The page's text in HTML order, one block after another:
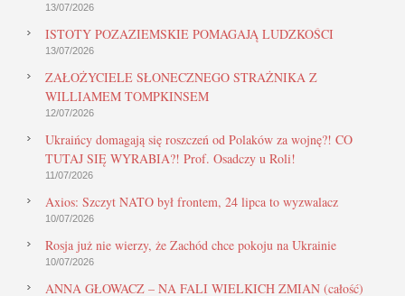
13/07/2026
ISTOTY POZAZIEMSKIE POMAGAJĄ LUDZKOŚCI
13/07/2026
ZAŁOŻYCIELE SŁONECZNEGO STRAŻNIKA Z
WILLIAMEM TOMPKINSEM
12/07/2026
Ukraińcy domagają się roszczeń od Polaków za wojnę?! CO
TUTAJ SIĘ WYRABIA?! Prof. Osadczy u Roli!
11/07/2026
Axios: Szczyt NATO był frontem, 24 lipca to wyzwalacz
10/07/2026
Rosja już nie wierzy, że Zachód chce pokoju na Ukrainie
10/07/2026
ANNA GŁOWACZ – NA FALI WIELKICH ZMIAN (całość)